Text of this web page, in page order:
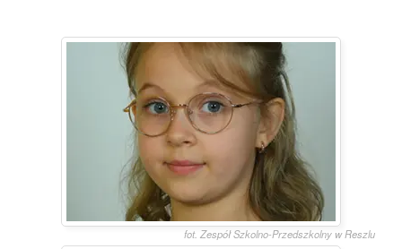
fot. Zespół Szkolno-Przedszkolny w Reszlu